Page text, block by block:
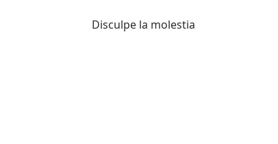
Disculpe la molestia